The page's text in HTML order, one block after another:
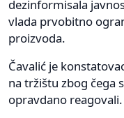
dezinformisala
vlada prvobitno
proizvoda.
Čavalić je
na tržištu zbog čega
opravdano reagovali.